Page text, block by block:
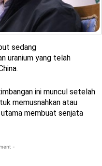
sedang
uranium yang telah
ini muncul setelah
memusnahkan atau
utama membuat senjata
-